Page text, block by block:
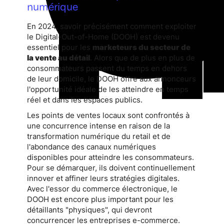
numérique
En 2024, savoir précisément comment exploiter
le Digital-Out-of-Home (DOOH) est devenu
essentiel pour les marketeurs du secteur de
la vente au détail. Alors que de plus en plus de
consommateurs passent du temps en dehors
de leur domicile, le DOOH offre aux annonceurs
l'opportunité idéale de les atteindre en temps
réel et dans les espaces publics.
Les points de ventes locaux sont confrontés à
une concurrence intense en raison de la
transformation numérique du retail et de
l'abondance des canaux numériques
disponibles pour atteindre les consommateurs.
Pour se démarquer, ils doivent continuellement
innover et affiner leurs stratégies digitales.
Avec l'essor du commerce électronique, le
DOOH est encore plus important pour les
détaillants "physiques", qui devront
concurrencer les entreprises e-commerce.